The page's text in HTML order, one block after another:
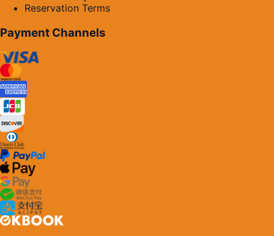
Reservation Terms
Payment Channels